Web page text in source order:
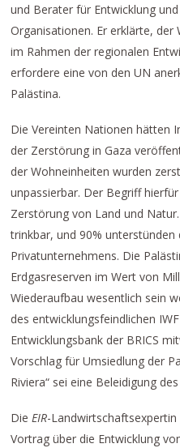
und Berater für Entwicklung
Organisationen. Er erklärte, der
im Rahmen der regionalen
erfordere eine von den UN
Palästina.
Die Vereinten Nationen hätten
der Zerstörung in Gaza
der Wohneinheiten wurden
unpassierbar. Der Begriff
Zerstörung von Land und
trinkbar, und 90%
Privatunternehmens. Die
Erdgasreserven im Wert von
Wiederaufbau wesentlich sein
des entwicklungsfeindlichen
Entwicklungsbank der BRICS
Vorschlag für Umsiedlung der
Riviera“ sei eine Beleidigung
Die EIR-Landwirtschaftsexpertin
Vortrag über die Entwicklung